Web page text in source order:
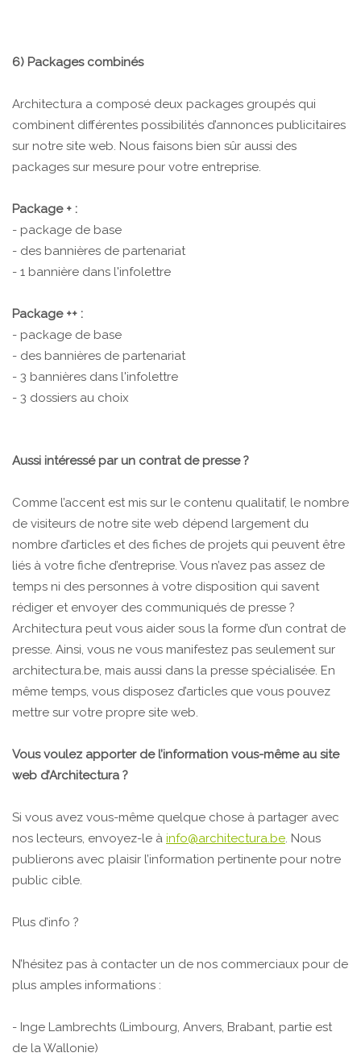
6) Packages combinés
Architectura a composé deux packages groupés qui
combinent différentes possibilités d’annonces publicitaires
sur notre site web. Nous faisons bien sûr aussi des
packages sur mesure pour votre entreprise.
Package + :
- package de base
- des bannières de partenariat
- 1 bannière dans l'infolettre
Package ++ :
- package de base
- des bannières de partenariat
- 3 bannières dans l'infolettre
- 3 dossiers au choix
Aussi intéressé par un contrat de presse ?
Comme l’accent est mis sur le contenu qualitatif, le nombre
de visiteurs de notre site web dépend largement du
nombre d’articles et des fiches de projets qui peuvent être
liés à votre fiche d’entreprise. Vous n’avez pas assez de
temps ni des personnes à votre disposition qui savent
rédiger et envoyer des communiqués de presse ?
Architectura peut vous aider sous la forme d’un contrat de
presse. Ainsi, vous ne vous manifestez pas seulement sur
architectura.be, mais aussi dans la presse spécialisée. En
même temps, vous disposez d’articles que vous pouvez
mettre sur votre propre site web.
Vous voulez apporter de l’information vous-même au site
web d’Architectura ?
Si vous avez vous-même quelque chose à partager avec
nos lecteurs, envoyez-le à info@architectura.be. Nous
publierons avec plaisir l’information pertinente pour notre
public cible.
Plus d’info ?
N’hésitez pas à contacter un de nos commerciaux pour de
plus amples informations :
- Inge Lambrechts (Limbourg, Anvers, Brabant, partie est
de la Wallonie)